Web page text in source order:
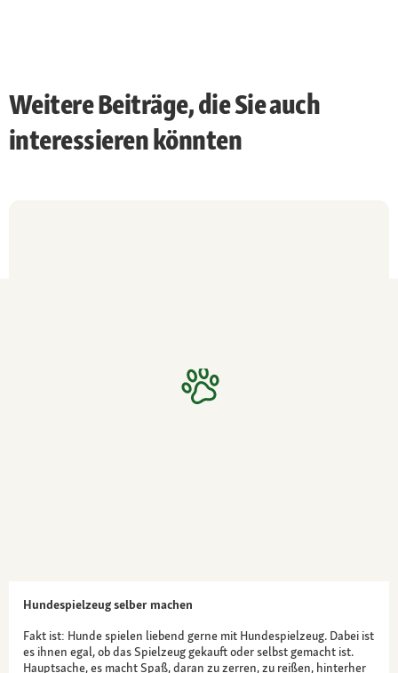
Weitere Beiträge, die Sie auch
interessieren könnten
Hundespielzeug selber machen
Fakt ist: Hunde spielen liebend gerne mit Hundespielzeug. Dabei ist
es ihnen egal, ob das Spielzeug gekauft oder selbst gemacht ist.
Hauptsache, es macht Spaß, daran zu zerren, zu reißen, hinterher